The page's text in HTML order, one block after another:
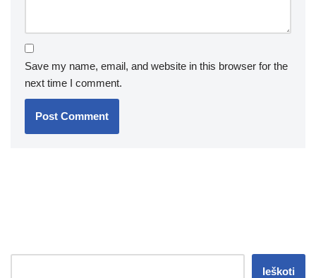
Save my name, email, and website in this browser for the
next time I comment.
Ieškoti